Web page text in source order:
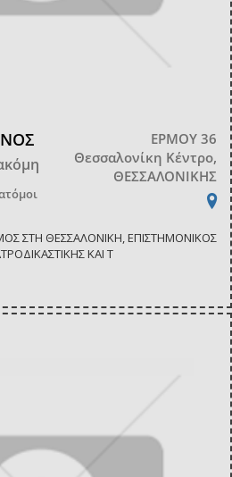
ΕΡΜΟΥ 36
Θεσσαλονίκη Κέντρο,
ΘΕΣΣΑΛΟΝΙΚΗΣ
ΣΤΗ ΘΕΣΣΑΛΟΝΙΚΗ, ΕΠΙΣΤΗΜΟΝΙΚΟΣ
ΚΑΙ Τ